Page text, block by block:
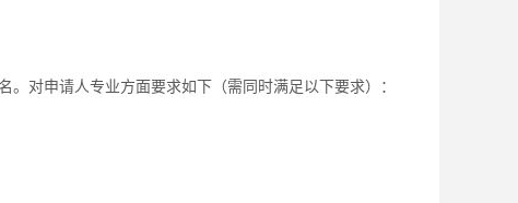
申请人专业方面要求如下（需同时满足以下要求）：